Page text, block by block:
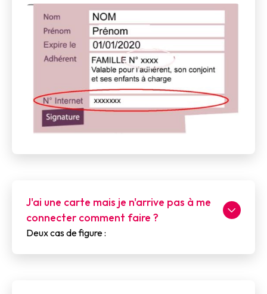
J'ai une carte mais je n'arrive pas à me
connecter comment faire ?
Deux cas de figure :